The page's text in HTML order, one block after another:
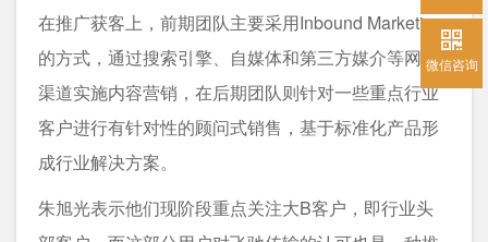
在推广获客上，前期团队主要采用Inbound Marketing
的方式，通过搜索引擎、自媒体和第三方媒介等网络
渠道实施内容营销，在后期团队则针对一些重点行业
客户进行有针对性的顾问式销售，基于标准化产品形
成行业解决方案。
朱旭光表示他们现阶段重点关注大B客户，即行业头
微信咨询